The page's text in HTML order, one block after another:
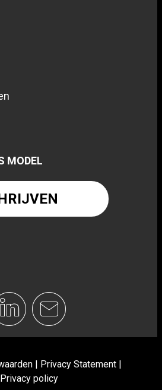
MODEL
Privacy Statement
Privacy policy